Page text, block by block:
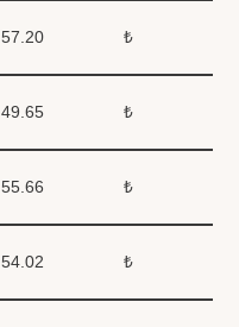
57.20 ₺
49.65 ₺
55.66 ₺
54.02 ₺